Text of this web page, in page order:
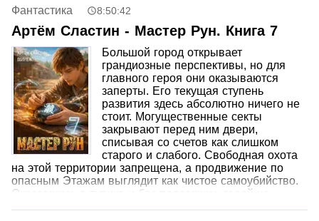
свои жесткие условия. Не желая сдаваться, героиня
решает проучить высокомерного аристократа и
заводит фиктивный роман с самым привлекательным
и заинтересованным в ней студентом. Простой план
мести и спасения начинает трещать по швам, когда в
игру вмешиваются опасные тайны прошлого и
внезапно проснувшиеся настоящие чувства.
Фантастика 8:50:42
Артём Сластин - Мастер Рун. Книга 7
Большой город открывает
грандиозные перспективы, но для
главного героя они оказываются
заперты. Его текущая ступень
развития здесь абсолютно ничего не
стоит. Могущественные секты
закрывают перед ним двери,
списывая со счетов как слишком
старого и слабого. Свободная охота
на этой территории запрещена, а продвижение по
опасным Этажам выглядит как чистое самоубийство.
Оказавшись в тупике и без поддержки, герой не